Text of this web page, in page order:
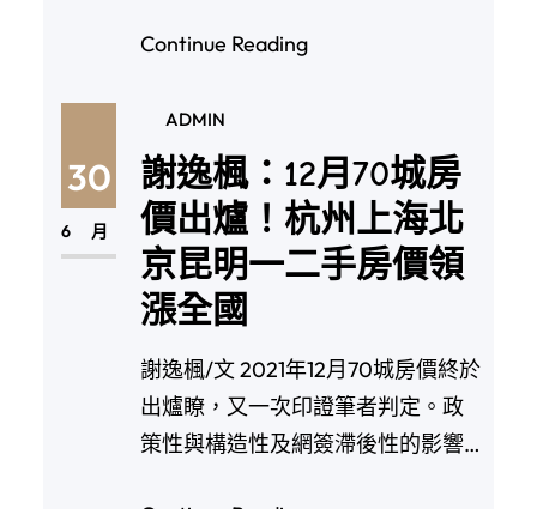
Continue Reading
30
6 月
ADMIN
謝逸楓：12月70城房
價出爐！杭州上海北
京昆明一二手房價領
漲全國
謝逸楓/文 2021年12月70城房價終於
出爐瞭，又一次印證筆者判定。政
策性與構造性及網簽滯後性的影響